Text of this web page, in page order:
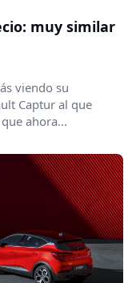
muy similar
viendo su
Captur al que
ahora...